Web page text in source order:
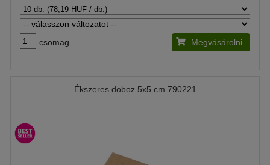
csomag Megvásárolni
Ékszeres doboz 5x5 cm 790221